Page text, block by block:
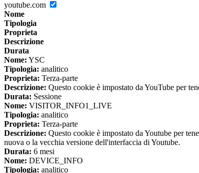
youtube.com
Nome
Tipologia
Proprieta
Descrizione
Durata
Nome: YSC
Tipologia: analitico
Proprieta: Terza-parte
Descrizione: Questo cookie è impostato da YouTube per
Durata: Sessione
Nome: VISITOR_INFO1_LIVE
Tipologia: analitico
Proprieta: Terza-parte
Descrizione: Questo cookie è impostato da Youtube per
nuova o la vecchia versione dell'interfaccia di Youtube.
Durata: 6 mesi
Nome: DEVICE_INFO
Tipologia: analitico